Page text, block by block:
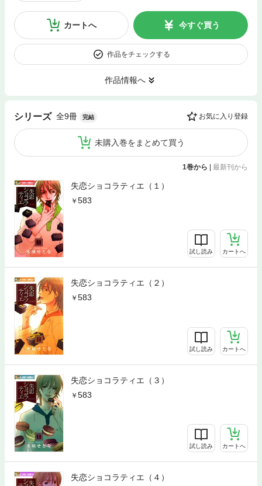
カートへ 今すぐ買う
作品をチェックする
作品情報へ
シリーズ 全9冊 完結 お気に入り登録
未購入巻をまとめて買う
1巻から 最新刊から
失恋ショコラティエ（１）
583
試し読み カートへ
失恋ショコラティエ（２）
583
試し読み カートへ
失恋ショコラティエ（３）
583
試し読み カートへ
失恋ショコラティエ（４）